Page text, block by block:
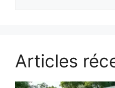
Articles